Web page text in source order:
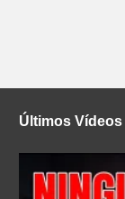
Últimos Vídeos